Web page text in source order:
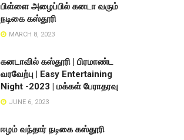
பிள்ளை அழைப்பில் கனடா வரும்
நடிகை கஸ்தூரி
MARCH 8, 2023
கனடாவில் கஸ்தூரி | பிரமாண்ட
வரவேற்பு | Easy Entertaining
Night -2023 | மக்கள் பேராதரவு
JUNE 6, 2023
ஈழம் வந்தார் நடிகை கஸ்தூரி